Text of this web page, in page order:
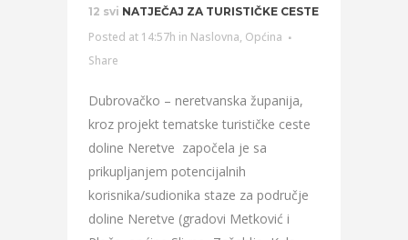
12 svi NATJEČAJ ZA TURISTIČKE CESTE
Posted at 14:57h in Naslovna, Općina
Share
Dubrovačko – neretvanska županija,
kroz projekt tematske turističke ceste
doline Neretve započela je sa
prikupljanjem potencijalnih
korisnika/sudionika staze za područje
doline Neretve (gradovi Metković i